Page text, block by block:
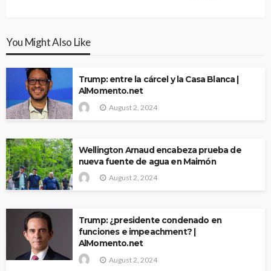
You Might Also Like
Trump: entre la cárcel y la Casa Blanca |
AlMomento.net
August 2, 2024
Wellington Arnaud encabeza prueba de
nueva fuente de agua en Maimón
August 2, 2024
Trump: ¿presidente condenado en
funciones e impeachment? |
AlMomento.net
August 2, 2024